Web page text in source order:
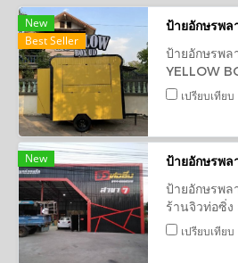
New
Best Seller
ป้ายอักษรพ
YELLOW
ราคาถูก ราค
เปรียบเทียบ
New
ป้ายอักษรพ
ร้านจิวท่อซิ่ง
เปรียบเทียบ